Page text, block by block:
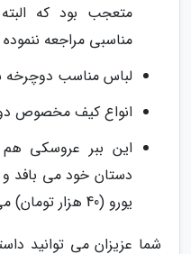
متعجب بود که
مناسبی مراجعه ننموده
لباس مناسب دوچرخه
انواع کیف مخصوص
این ببر عروسکی
یورو (40 هزار تومان) می فروشد:
شما عزیزان می توانید